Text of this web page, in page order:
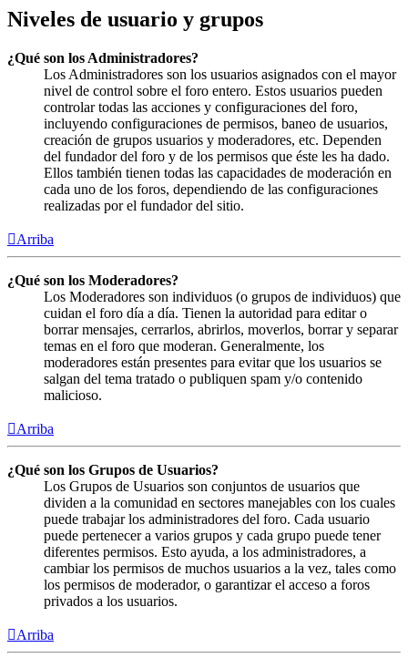
Niveles de usuario y grupos
¿Qué son los Administradores?
Los Administradores son los usuarios asignados con el mayor
nivel de control sobre el foro entero. Estos usuarios pueden
controlar todas las acciones y configuraciones del foro,
incluyendo configuraciones de permisos, baneo de usuarios,
creación de grupos usuarios y moderadores, etc. Dependen
del fundador del foro y de los permisos que éste les ha dado.
Ellos también tienen todas las capacidades de moderación en
cada uno de los foros, dependiendo de las configuraciones
realizadas por el fundador del sitio.
Arriba
¿Qué son los Moderadores?
Los Moderadores son individuos (o grupos de individuos) que
cuidan el foro día a día. Tienen la autoridad para editar o
borrar mensajes, cerrarlos, abrirlos, moverlos, borrar y separar
temas en el foro que moderan. Generalmente, los
moderadores están presentes para evitar que los usuarios se
salgan del tema tratado o publiquen spam y/o contenido
malicioso.
Arriba
¿Qué son los Grupos de Usuarios?
Los Grupos de Usuarios son conjuntos de usuarios que
dividen a la comunidad en sectores manejables con los cuales
puede trabajar los administradores del foro. Cada usuario
puede pertenecer a varios grupos y cada grupo puede tener
diferentes permisos. Esto ayuda, a los administradores, a
cambiar los permisos de muchos usuarios a la vez, tales como
los permisos de moderador, o garantizar el acceso a foros
privados a los usuarios.
Arriba